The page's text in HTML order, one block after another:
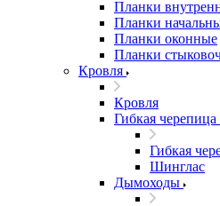
Планки
Планки
Планки оконные
Планки
Кровля
Кровля
Гибкая черепица
Гибкая
Шинглас
Дымоходы